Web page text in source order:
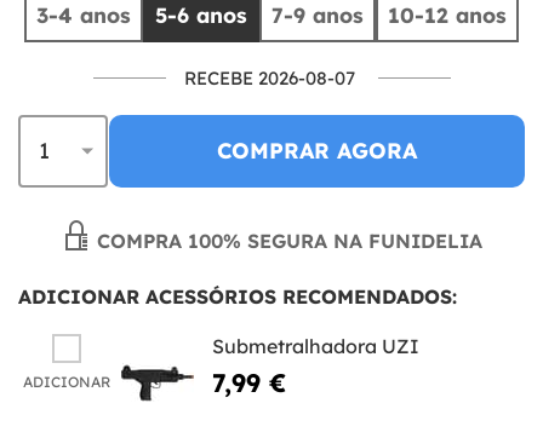
3-4 anos 5-6 anos 7-9 anos 10-12 anos
RECEBE 2026-08-07
COMPRAR AGORA
COMPRA 100% SEGURA NA FUNIDELIA
ADICIONAR ACESSÓRIOS RECOMENDADOS:
ADICIONAR
Submetralhadora UZI
7,99 €